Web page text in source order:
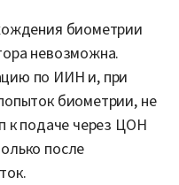
биометрии
невозможна.
по ИИН и, при
биометрии, не
к подаче через ЦОН
после